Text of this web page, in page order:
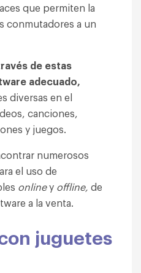
que permiten la
conmutadores a un
de estas
adecuado,
diversas en el
canciones,
y juegos.
numerosos
el uso de
onliney offline, de
a la venta.
juguetes